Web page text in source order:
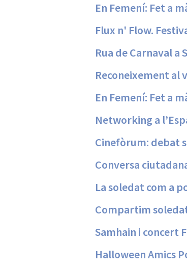
En Femení: Fet a
Flux n' Flow.
Rua de Carnaval a
Reconeixement al
En Femení: Fet a
Networking a
Cinefòrum: debat
Conversa
La soledat com a
Compartim
Samhain i concert
Halloween Amics